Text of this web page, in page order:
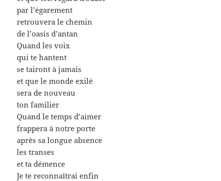
par l’égarement
retrouvera le chemin
de l’oasis d’antan
Quand les voix
qui te hantent
se tairont à jamais
et que le monde exilé
sera de nouveau
ton familier
Quand le temps d’aimer
frappera à notre porte
après sa longue absence
les transes
et ta démence
Je te reconnaîtrai enfin